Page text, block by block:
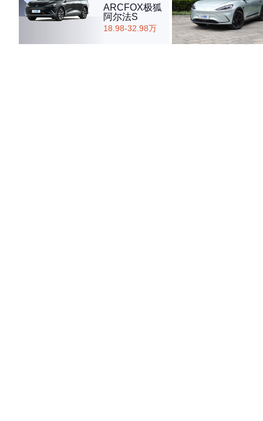
ARCFOX极狐
阿尔法S
18.98-32.98万